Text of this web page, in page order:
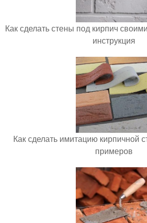
Как сделать стены под кирпич
инструкция
Как сделать имитацию кирпичной
примеров